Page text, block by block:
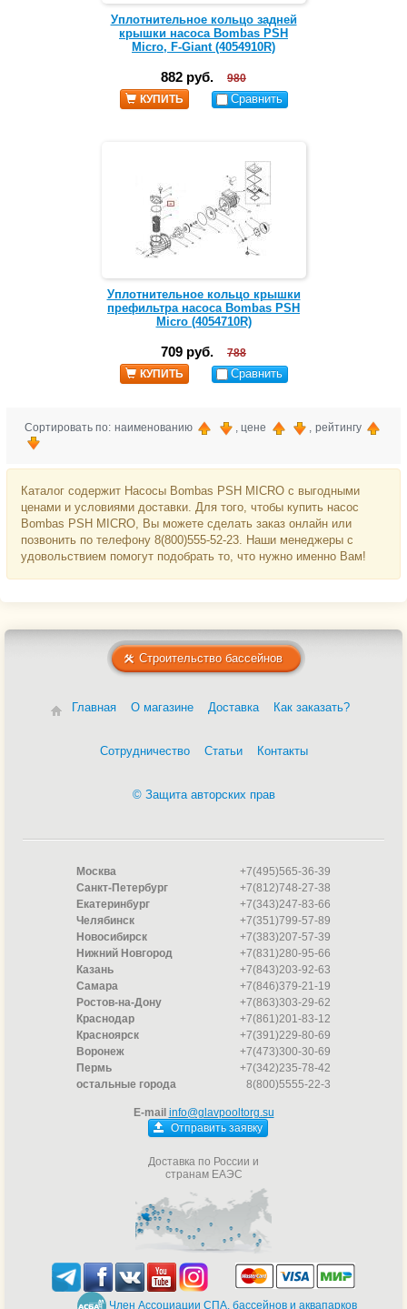
Уплотнительное кольцо задней
крышки насоса Bombas PSH
Micro, F-Giant (4054910R)
882 руб.
980
КУПИТЬ
Сравнить
Уплотнительное кольцо крышки
префильтра насоса Bombas PSH
Micro (4054710R)
709 руб.
788
КУПИТЬ
Сравнить
Сортировать по: наименованию , цене , рейтингу
Каталог содержит Насосы Bombas PSH MICRO с выгодными
ценами и условиями доставки. Для того, чтобы купить насос
Bombas PSH MICRO, Вы можете сделать заказ онлайн или
позвонить по телефону 8(800)555-52-23. Наши менеджеры с
удовольствием помогут подобрать то, что нужно именно Вам!
Строительство бассейнов
Главная О магазине Доставка Как заказать?
Сотрудничество Статьи Контакты
© Защита авторских прав
Москва
+7(495)565-36-39
Санкт-Петербург
+7(812)748-27-38
Екатеринбург
+7(343)247-83-66
Челябинск
+7(351)799-57-89
Новосибирск
+7(383)207-57-39
Нижний Новгород
+7(831)280-95-66
Казань
+7(843)203-92-63
Самара
+7(846)379-21-19
Ростов-на-Дону
+7(863)303-29-62
Краснодар
+7(861)201-83-12
Красноярск
+7(391)229-80-69
Воронеж
+7(473)300-30-69
Пермь
+7(342)235-78-42
остальные города
8(800)5555-22-3
E-mail info@glavpooltorg.su
Отправить заявку
Доставка по России и
странам ЕАЭС
Член Ассоциации СПА, бассейнов и аквапарков